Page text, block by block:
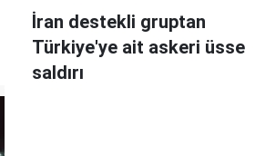
İran destekli gruptan
Türkiye'ye ait askeri üsse
saldırı